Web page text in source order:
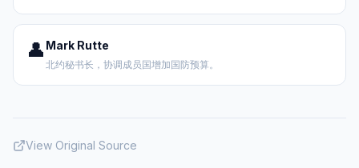
👤 Mark Rutte
北约秘书长，协调成员国增加国防预算。
View Original Source